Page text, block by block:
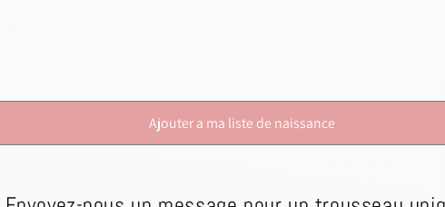
Ajouter a ma liste de naissance